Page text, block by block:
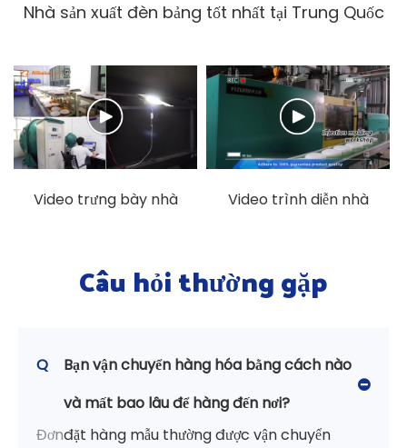
Nhà sản xuất đèn bảng tốt nhất tại Trung Quốc
Video trưng bày nhà
Video trình diễn nhà
Câu hỏi thường gặp
Q
Bạn vận chuyển hàng hóa bằng cách nào
và mất bao lâu để hàng đến nơi?
Đơnđặt hàng mẫu thường được vận chuyển